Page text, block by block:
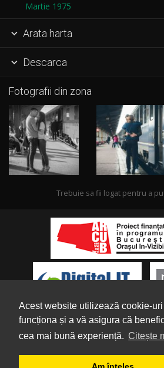
Acest website utilizează cookie-uri
funcționa și a vă asigura că
cea mai bună experiență. Citește
Martie 1975
 Arata harta
 Descarca
Fotografii din zona
Trebuie sa fii logat pentru a
Despre noi | Parteneri